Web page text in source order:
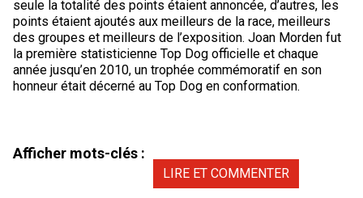
seule la totalité des points étaient annoncée, d’autres, les
points étaient ajoutés aux meilleurs de la race, meilleurs
des groupes et meilleurs de l’exposition. Joan Morden fut
la première statisticienne Top Dog officielle et chaque
année jusqu’en 2010, un trophée commémoratif en son
honneur était décerné au Top Dog en conformation.
Afficher mots-clés :
LIRE ET COMMENTER